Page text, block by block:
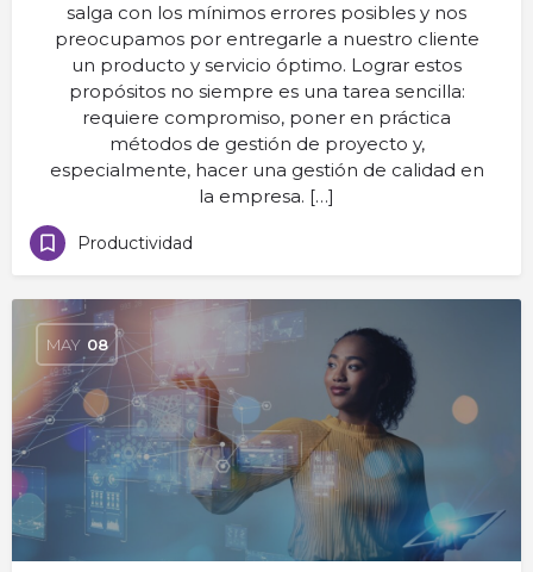
salga con los mínimos errores posibles y nos
preocupamos por entregarle a nuestro cliente
un producto y servicio óptimo. Lograr estos
propósitos no siempre es una tarea sencilla:
requiere compromiso, poner en práctica
métodos de gestión de proyecto y,
especialmente, hacer una gestión de calidad en
la empresa. […]
Productividad
MAY 08